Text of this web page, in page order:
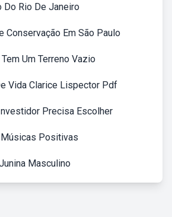
Do Rio De Janeiro
Conservação Em São Paulo
Um Terreno Vazio
Vida Clarice Lispector Pdf
Precisa Escolher
Positivas
Masculino